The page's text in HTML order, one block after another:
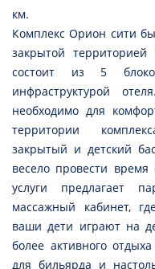
км.
Комплекс Орион сити
закрытой территорией
состоит из 5
инфраструктурой
необходимо для
территории
закрытый и детский
весело провести
услуги предлагает
массажный кабинет,
ваши дети играют на
более активного
для бильярда и